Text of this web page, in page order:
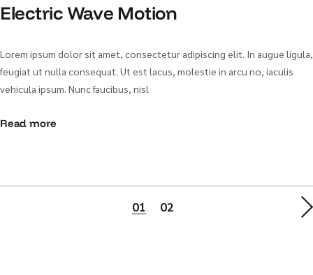
Electric Wave Motion
Lorem ipsum dolor sit amet, consectetur adipiscing elit. In augue ligula,
feugiat ut nulla consequat. Ut est lacus, molestie in arcu no, iaculis
vehicula ipsum. Nunc faucibus, nisl
Read more
01 02